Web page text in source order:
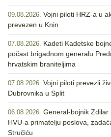
09.08.2026. Vojni piloti HRZ-a u
prevezen u Knin
07.08.2026.
Kadeti Kadetske
počast brigadnom generalu
hrvatskim braniteljima
07.08.2026. Vojni piloti prevezli
Dubrovnika u Split
06.08.2026. General-bojnik Zdilar
HVU-a primatelju poslova,
Stručiću